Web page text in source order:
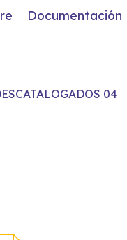
Documentación
04